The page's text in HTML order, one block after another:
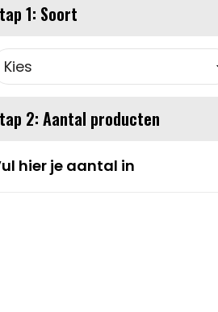
1: Soort
2: Aantal producten
hier je aantal in